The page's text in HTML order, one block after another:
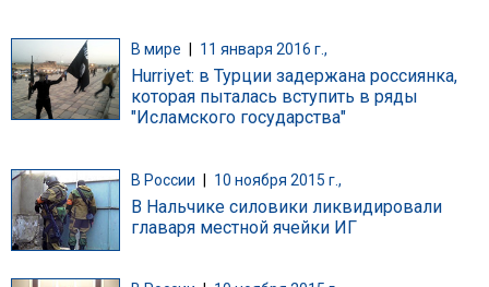
В мире 11 января 2016 г.,
Hurriyet: в Турции задержана россиянка,
которая пыталась вступить в ряды
"Исламского государства"
В России 10 ноября 2015 г.,
В Нальчике силовики ликвидировали
главаря местной ячейки ИГ